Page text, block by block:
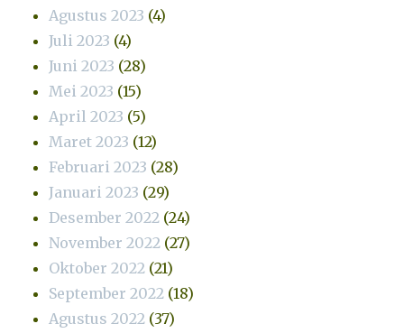
Agustus 2023 (4)
Juli 2023 (4)
Juni 2023 (28)
Mei 2023 (15)
April 2023 (5)
Maret 2023 (12)
Februari 2023 (28)
Januari 2023 (29)
Desember 2022 (24)
November 2022 (27)
Oktober 2022 (21)
September 2022 (18)
Agustus 2022 (37)